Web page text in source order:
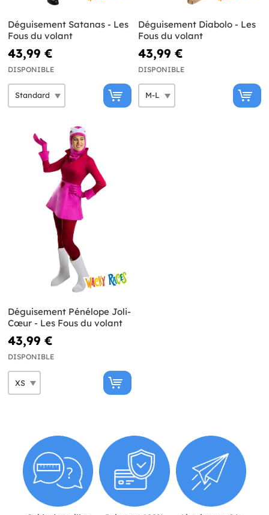
Déguisement Satanas - Les
Fous du volant
43,99 €
DISPONIBLE
Déguisement Diabolo - Les
Fous du volant
43,99 €
DISPONIBLE
Déguisement Pénélope Joli-
Cœur - Les Fous du volant
43,99 €
DISPONIBLE